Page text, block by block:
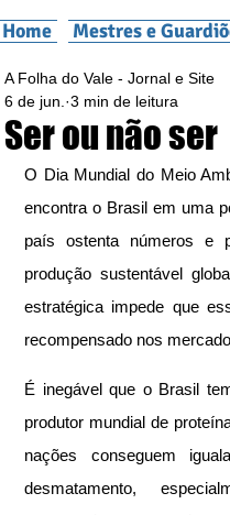
Home Mestres e
Ser ou não ser
A Folha do Vale - Jornal e Site
6 de jun.
3 min de leitura
O Dia Mundial do Meio
encontra o Brasil em uma
país ostenta números e
produção sustentável
estratégica impede que
recompensado nos
É inegável que o Brasil
produtor mundial de
nações conseguem
desmatamento,